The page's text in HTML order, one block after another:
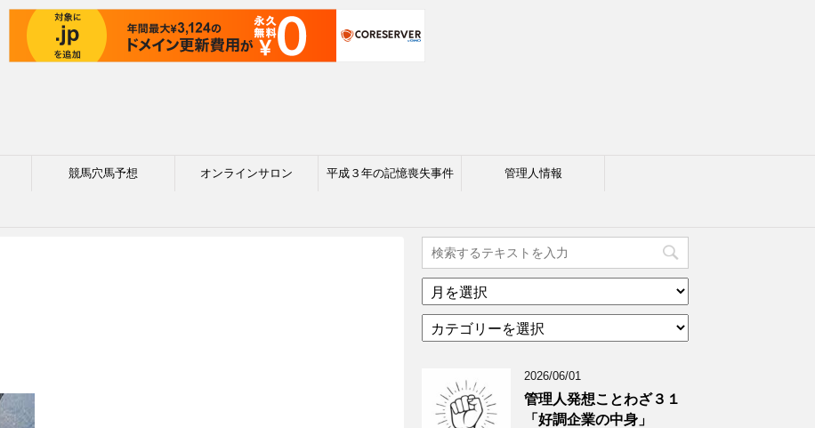
競馬穴馬予想 オンラインサロン 平成３年の記憶喪失事件 管理人情報
ア
ー
イ
テ
ー
2026/06/01
管理人発想ことわざ３１
「好調企業の中身」